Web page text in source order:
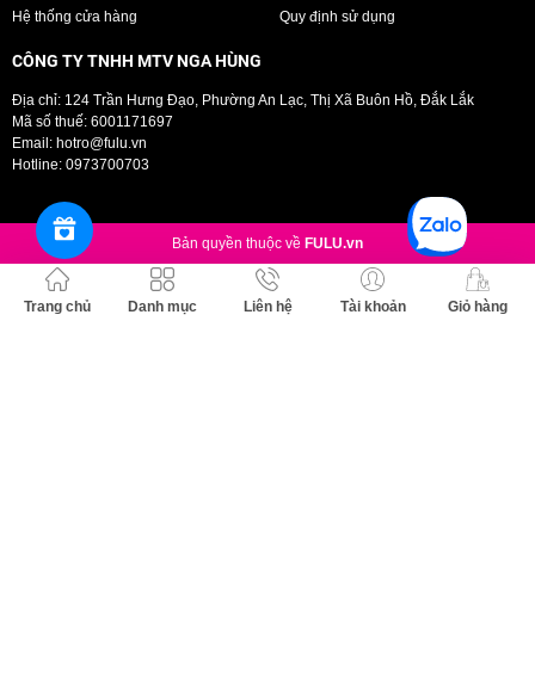
Trang chủ Danh mục Liên hệ Tài khoản Giỏ hàng
✔️Đậy kín nắp sau khi sử dụng.
✔️Để nơi khô ráo thoáng mát, tránh nơi nhiệt độ cao hoặc nơi có ánh
LƯU Ý:
✔️Không được uống.
✔️Để xa tầm tay trẻ em.
✔️Nếu sản phẩm dính vào mắt rửa sạch bằng nước.
Hệ thống cửa hàng
Quy định sử dụng
CÔNG TY TNHH MTV NGA HÙNG
Địa chỉ: 124 Trần Hưng Đạo, Phường An Lạc, Thị Xã Buôn Hồ, Đắk Lắk
Mã số thuế: 6001171697
Email: hotro@fulu.vn
Hotline: 0973700703
Bản quyền thuộc về FULU.vn